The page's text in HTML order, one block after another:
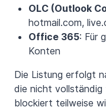
OLC (Outlook
hotmail.com,
Office 365: Für
Konten
Die Listung erfolgt
die nicht
blockiert teilweise